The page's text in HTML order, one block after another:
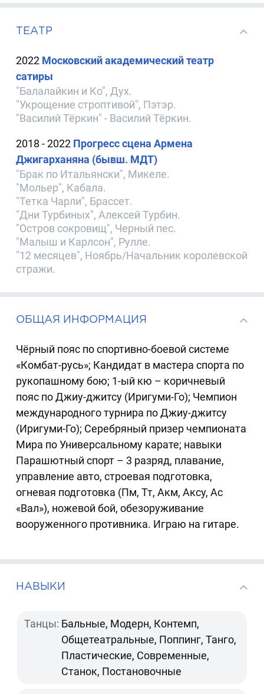
ТЕАТР
2022 Московский академический театр
сатиры
"Балалайкин и Ко", Дух.
"Укрощение строптивой", Пэтэр.
"Василий Тёркин" - Василий Тёркин.
2018 - 2022 Прогресс сцена Армена
Джигарханяна (бывш. МДТ)
"Брак по Итальянски", Микеле.
"Мольер", Кабала.
"Тетка Чарли", Брассет.
"Дни Турбиных", Алексей Турбин.
"Остров сокровищ", Черный пес.
"Малыш и Карлсон", Рулле.
"12 месяцев", Ноябрь/Начальник королевской
стражи.
ОБЩАЯ ИНФОРМАЦИЯ
Чёрный пояс по спортивно-боевой системе
«Комбат-русь»; Кандидат в мастера спорта по
рукопашному бою; 1-ый кю – коричневый
пояс по Джиу-джитсу (Иригуми-Го); Чемпион
международного турнира по Джиу-джитсу
(Иригуми-Го); Серебряный призер чемпионата
Мира по Универсальному карате; навыки
Парашютный спорт – 3 разряд, плавание,
управление авто, строевая подготовка,
огневая подготовка (Пм, Тт, Акм, Аксу, Ас
«Вал»), ножевой бой, обезоруживание
вооруженного противника. Играю на гитаре.
НАВЫКИ
Танцы: Бальные, Модерн, Контемп,
Общетеатральные, Поппинг, Танго,
Пластические, Современные,
Станок, Постановочные